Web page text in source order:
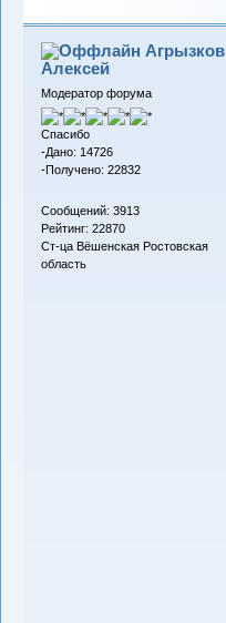
Агрызков
Алексей
Модератор форума
Спасибо
-Дано: 14726
-Получено: 22832
Сообщений: 3913
Рейтинг: 22870
Ст-ца Вёшенская Ростовская
область